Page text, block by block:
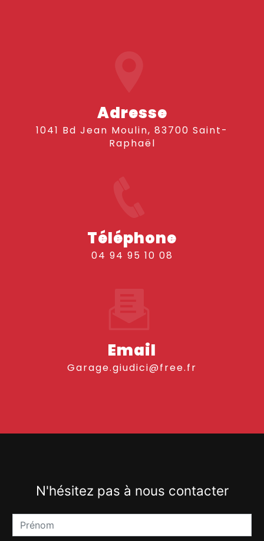
Adresse
1041 Bd Jean Moulin, 83700 Saint-
Raphaël
Téléphone
04 94 95 10 08
Email
garage.giudici@free.fr
N'hésitez pas à nous contacter